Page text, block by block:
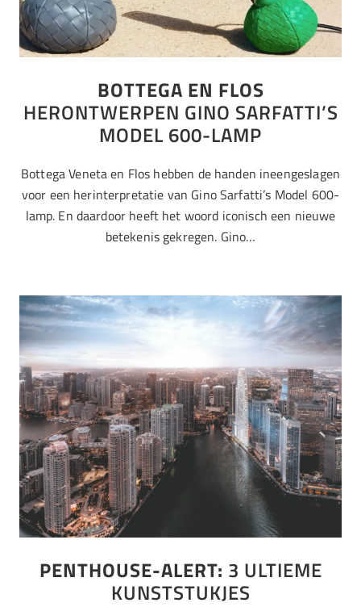
BOTTEGA EN FLOS
HERONTWERPEN GINO SARFATTI’S
MODEL 600-LAMP
Bottega Veneta en Flos hebben de handen ineengeslagen
voor een herinterpretatie van Gino Sarfatti’s Model 600-
lamp. En daardoor heeft het woord iconisch een nieuwe
betekenis gekregen. Gino…
PENTHOUSE-ALERT: 3 ULTIEME
KUNSTSTUKJES